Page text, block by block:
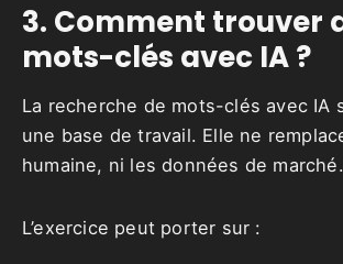
3. Comment trouver
mots-clés avec IA ?
La recherche de mots-clés avec IA
une base de travail. Elle ne
humaine, ni les données de marché.
L’exercice peut porter sur :